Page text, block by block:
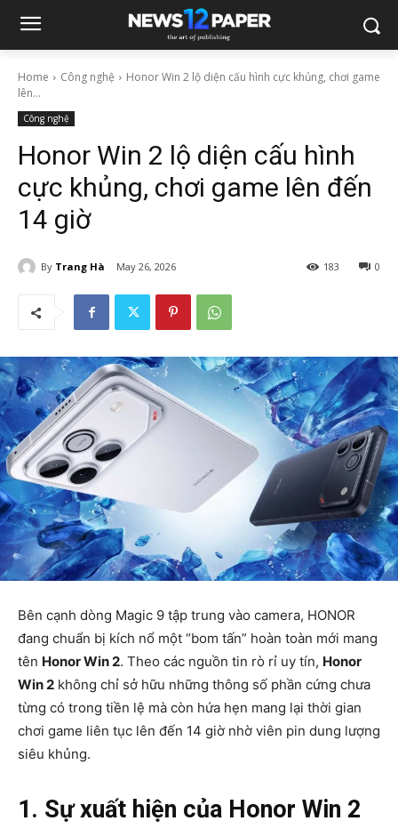
Home Công nghệ
Honor Win 2 lộ diện cấu hình cực khủng, chơi game
lên...
Công nghệ
Honor Win 2 lộ diện cấu hình
cực khủng, chơi game lên đến
14 giờ
By Trang Hà May 26, 2026 0
183
Bên cạnh dòng Magic 9 tập trung vào camera, HONOR
đang chuẩn bị kích nổ một “bom tấn” hoàn toàn mới mang
tên Honor Win 2. Theo các nguồn tin rò rỉ uy tín, Honor
Win 2 không chỉ sở hữu những thông số phần cứng chưa
từng có trong tiền lệ mà còn hứa hẹn mang lại thời gian
chơi game liên tục lên đến 14 giờ nhờ viên pin dung lượng
siêu khủng.
1. Sự xuất hiện của Honor Win 2